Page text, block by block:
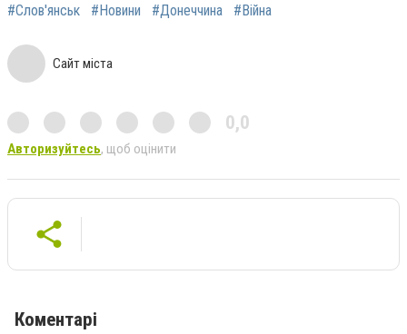
#Слов'янськ #Новини #Донеччина #Війна
Сайт міста
0,0
Авторизуйтесь, щоб оцінити
Коментарі